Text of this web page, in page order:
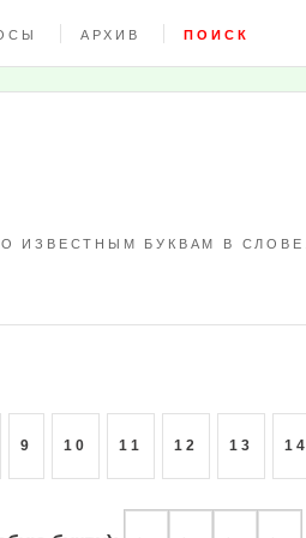
АРХИВ ПОИСК
ИЗВЕСТНЫМ БУКВАМ В СЛОВЕ.
9 10 11 12 13 14